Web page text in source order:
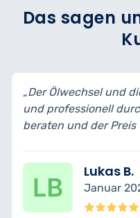
Das sagen
„Der Ölwechsel und
und professionell
beraten und der Preis
Lukas B.
Januar